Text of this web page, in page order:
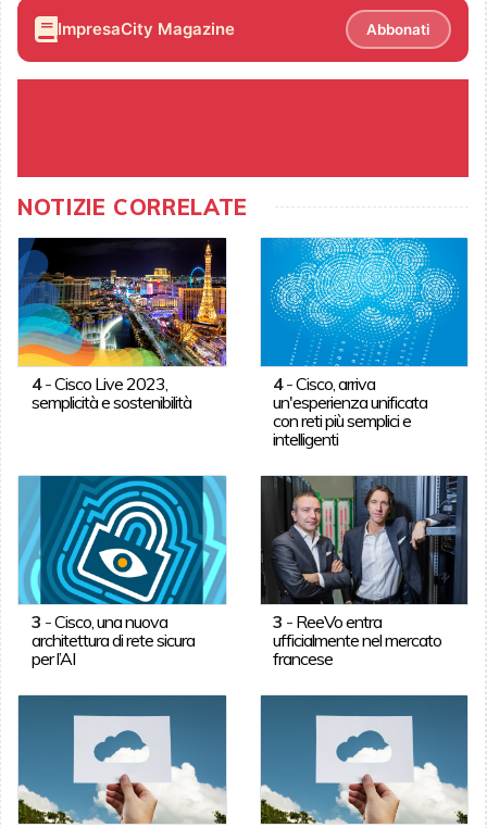
ImpresaCity Magazine Abbonati
NOTIZIE CORRELATE
4-Cisco Live 2023,
semplicità e sostenibilità
4-Cisco, arriva
un'esperienza unificata
con reti più semplici e
intelligenti
3 -Cisco, una nuova
architettura di rete sicura
per l’AI
3 - ReeVo entra
ufficialmente nel mercato
francese